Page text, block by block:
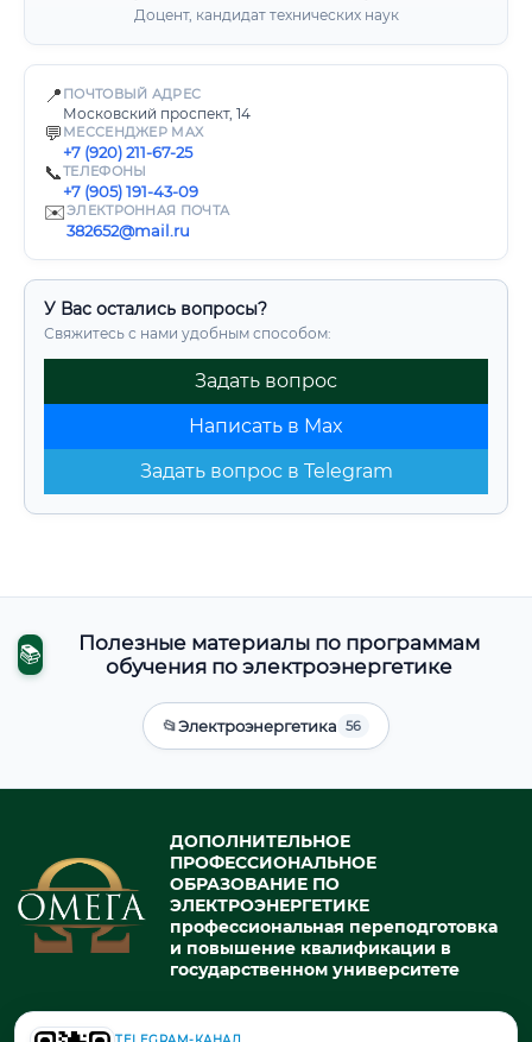
Доцент, кандидат технических наук
📍 ПОЧТОВЫЙ АДРЕС
Московский проспект, 14
💬 МЕССЕНДЖЕР MAX
+7 (920) 211-67-25
📞ТЕЛЕФОНЫ
+7 (905) 191-43-09
✉️ЭЛЕКТРОННАЯ ПОЧТА
382652@mail.ru
У Вас остались вопросы?
Свяжитесь с нами удобным способом:
Задать вопрос
Написать в Max
Задать вопрос в Telegram
📚
Полезные материалы по программам
обучения по электроэнергетике
📂Электроэнергетика 56
ДОПОЛНИТЕЛЬНОЕ
ПРОФЕССИОНАЛЬНОЕ
ОБРАЗОВАНИЕ ПО
ЭЛЕКТРОЭНЕРГЕТИКЕ
профессиональная переподготовка
и повышение квалификации в
государственном университете